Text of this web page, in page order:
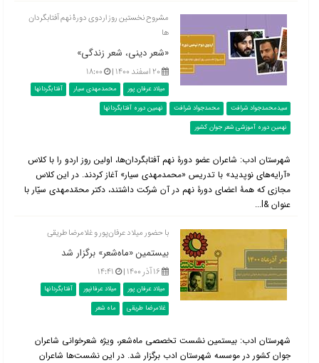
مشروح نخستین روز اردوی دورۀ نهم آفتابگردان
ها
«شعر دینی، شعر زندگی»
۲۰ اسفند ۱۴۰۰ | ۱۸:۰۰
میلاد عرفان پور محمدمهدی سیار
آفتابگردانها
سیدمحمدجواد شرافت
محمدجواد شرافت
نهمین دوره آفتابگردانها
نهمین دوره آموزشی شعر جوان کشور
شهرستان ادب:‌ شاعران عضو دورۀ نهم آفتابگردان‌ها، اولین روز اردو‌ را با کلاس
«آرایه‌های نوپدید» با تدریس «محمدمهدی سیار» آغاز کردند. در این کلاس
مجازی که همۀ اعضای دورۀ نهم در آن شرکت داشتند، دکتر محمّدمهدی سیّار با
عنوان &l...
با حضور میلاد عرفان‌پور و غلامرضا طریقی
بیستمین «ماه‌شعر» برگزار شد
۱۶ آذر ۱۴۰۰ | ۱۴:۴۱
میلاد عرفان پور میلاد عرفانپور
آفتابگردانها
غلامرضا طریقی
ماه شعر
شهرستان ادب: بیستمین نشست تخصصی ماه‌شعر، ویژه شعرخوانی شاعران
جوان کشور در موسسه شهرستان ادب برگزار شد. در این نشست‌ها شاعران